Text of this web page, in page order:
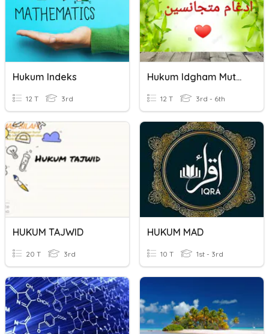
Hukum Indeks
12 T 3rd
Hukum Idgham Mutajanisain
12 T 3rd - 6th
HUKUM TAJWID
20 T 3rd
HUKUM MAD
10 T 1st - 3rd